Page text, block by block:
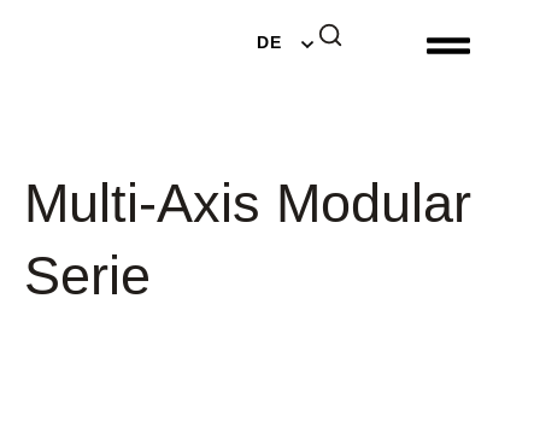
DE
NL
Multi-Axis Modular
Serie